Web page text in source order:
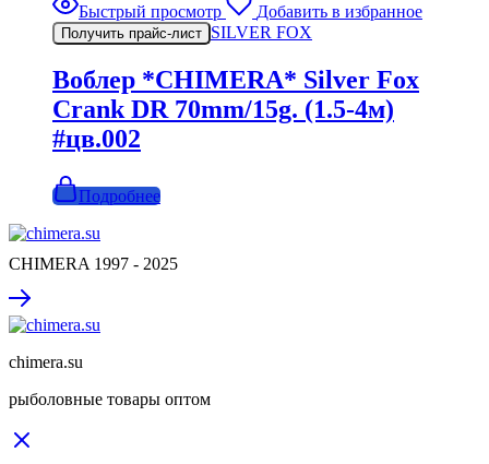
Быстрый просмотр Добавить в избранное
Получить прайс-лист SILVER FOX
Воблер *CHIMERA* Silver Fox
Crank DR 70mm/15g. (1.5-4м)
#цв.002
Подробнее
CHIMERA 1997 - 2025
chimera.su
рыболовные товары оптом